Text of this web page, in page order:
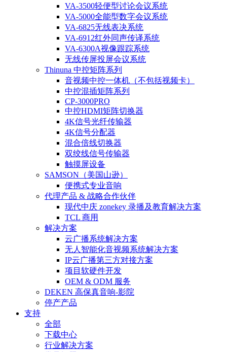
VA-3500轻便型讨论会议系统
VA-5000全能型数字会议系统
VA-6825无线表决系统
VA-6912红外同声传译系统
VA-6300A视像跟踪系统
无线传屏投屏会议系统
Thinuna 中控矩阵系列
音视频中控一体机（不包括视频卡）
中控混插矩阵系列
CP-3000PRO
中控HDMI矩阵切换器
4K信号光纤传输器
4K信号分配器
混合倍线切换器
双绞线信号传输器
触摸屏设备
SAMSON（美国山逊）
便携式专业音响
代理产品 & 战略合作伙伴
现代中庆 zonekey 录播及教育解决方案
TCL 商用
解决方案
云广播系统解决方案
无人智能化音视频系统解决方案
IP云广播第三方对接方案
项目软硬件开发
OEM & ODM 服务
DEKEN 高保真音响-影院
停产产品
支持
全部
下载中心
行业解决方案